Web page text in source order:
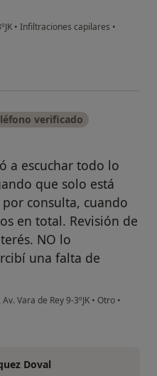
• Infiltraciones capilares •
verificado
a escuchar todo lo
que solo está
consulta, cuando
en total. Revisión de
NO lo
una falta de
Vara de Rey 9-3ºJK • Otro •
Doval